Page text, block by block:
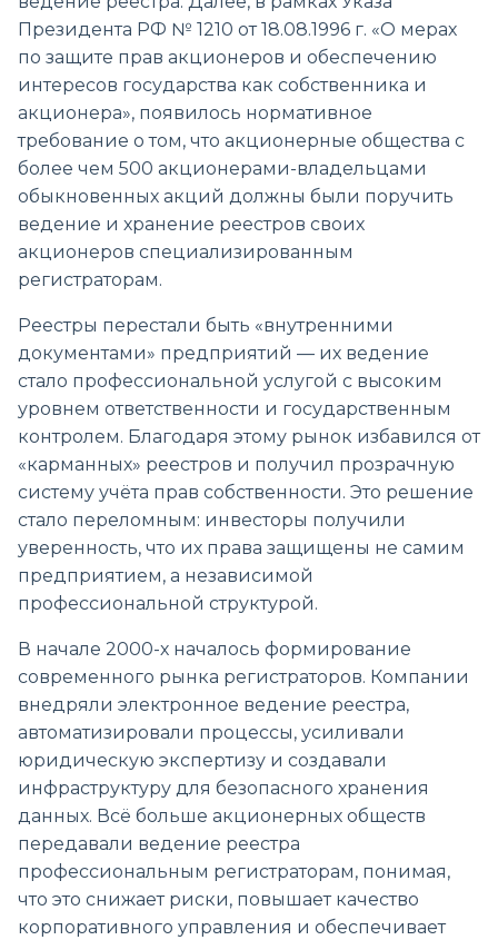
Президента РФ № 1210 от 18.08.1996 г. «О мерах
по защите прав акционеров и обеспечению
интересов государства как собственника и
акционера», появилось нормативное
требование о том, что акционерные общества с
более чем 500 акционерами-владельцами
обыкновенных акций должны были поручить
ведение и хранение реестров своих
акционеров специализированным
регистраторам.
Реестры перестали быть «внутренними
документами» предприятий — их ведение
стало профессиональной услугой с высоким
уровнем ответственности и государственным
контролем. Благодаря этому рынок избавился от
«карманных» реестров и получил прозрачную
систему учёта прав собственности. Это решение
стало переломным: инвесторы получили
уверенность, что их права защищены не самим
предприятием, а независимой
профессиональной структурой.
В начале 2000-х началось формирование
современного рынка регистраторов. Компании
внедряли электронное ведение реестра,
автоматизировали процессы, усиливали
юридическую экспертизу и создавали
инфраструктуру для безопасного хранения
данных. Всё больше акционерных обществ
передавали ведение реестра
профессиональным регистраторам, понимая,
что это снижает риски, повышает качество
корпоративного управления и обеспечивает